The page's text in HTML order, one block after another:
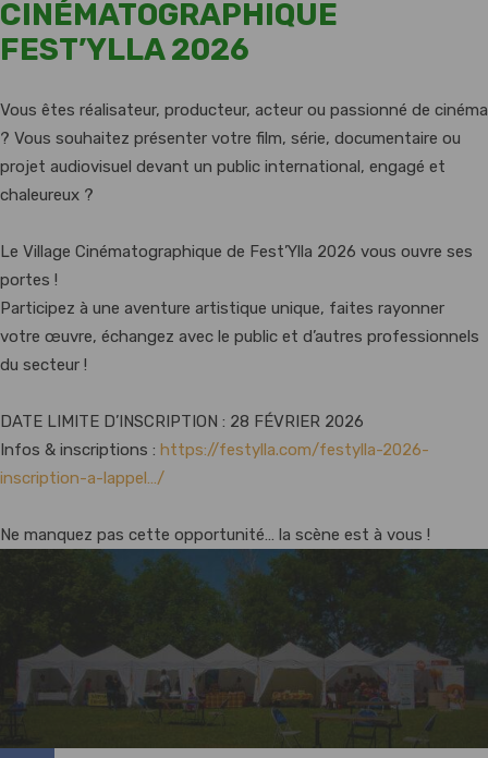
CINÉMATOGRAPHIQUE
FEST’YLLA 2026
Vous êtes réalisateur, producteur, acteur ou passionné de cinéma
? Vous souhaitez présenter votre film, série, documentaire ou
projet audiovisuel devant un public international, engagé et
chaleureux ?
Le Village Cinématographique de Fest’Ylla 2026 vous ouvre ses
portes !
Participez à une aventure artistique unique, faites rayonner
votre œuvre, échangez avec le public et d’autres professionnels
du secteur !
DATE LIMITE D’INSCRIPTION : 28 FÉVRIER 2026
Infos & inscriptions : https://festylla.com/festylla-2026-
inscription-a-lappel…/
Ne manquez pas cette opportunité… la scène est à vous !